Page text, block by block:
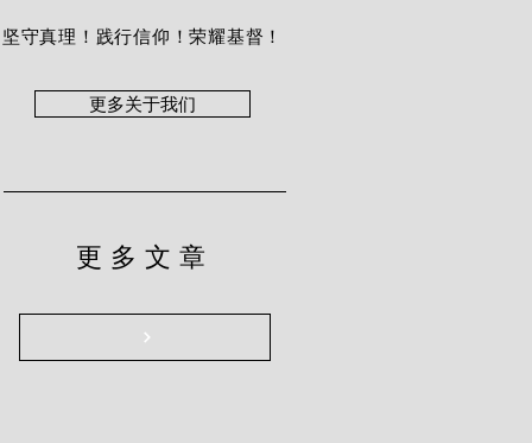
坚守真理！践行信仰！荣耀基督！
更多关于我们
更多文章